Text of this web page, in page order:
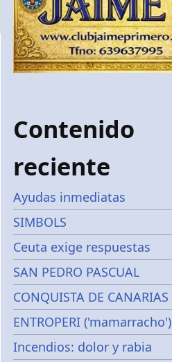
Contenido
reciente
Ayudas inmediatas
SIMBOLS
Ceuta exige respuestas
SAN PEDRO PASCUAL
CONQUISTA DE CANARIAS
ENTROPERI ('mamarracho')
Incendios: dolor y rabia